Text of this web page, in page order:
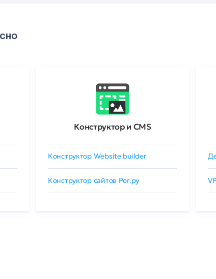
Конструктор и CMS
Конструктор Website builder
Конструктор сайтов Рег.ру